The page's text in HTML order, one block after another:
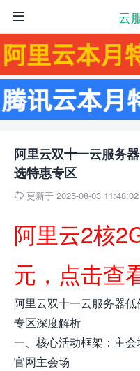
云

阿里云双十一云服务
选特惠专区
 更新于 2025-08-03 11:48:02
阿里云2核
元，点击查
阿里云双十一云服务器
专区深度解析
一、核心活动框架：主
官网主会场